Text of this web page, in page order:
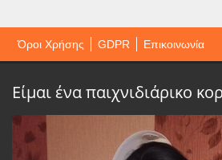
Όροι Χρήσης GDPR Επικοινωνία
Είμαι ένα παιχνιδιάρικο